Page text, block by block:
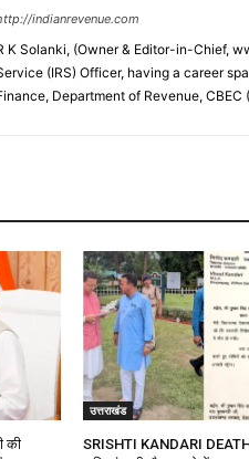
indianrevenue.com
K Solanki, (Owner & Editor-in-Chief,
(IRS) Officer, having a career
Department of Revenue, CBEC
की
उत्तराखंड
SRISHTI KANDARI